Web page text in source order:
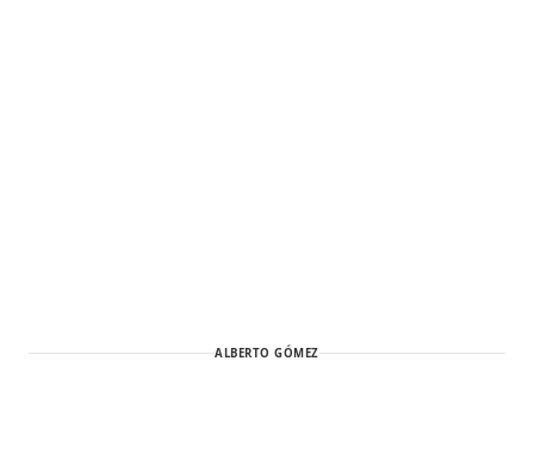
ALBERTO GÓMEZ